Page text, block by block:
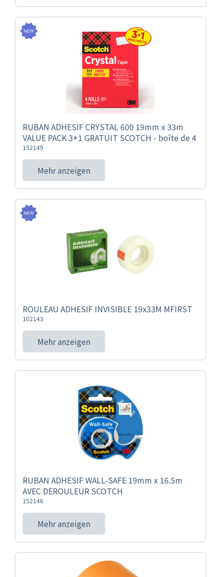
RUBAN ADHESIF CRYSTAL 600 19mm x 33m
VALUE PACK 3+1 GRATUIT SCOTCH - boîte de 4
152149
Mehr anzeigen
ROULEAU ADHESIF INVISIBLE 19x33M MFIRST
102143
Mehr anzeigen
RUBAN ADHESIF WALL-SAFE 19mm x 16.5m
AVEC DEROULEUR SCOTCH
152146
Mehr anzeigen